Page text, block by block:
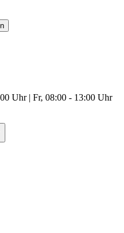
Uhr | Fr, 08:00 - 13:00 Uhr